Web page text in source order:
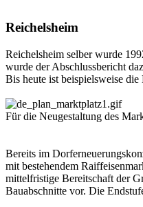
Reichelsheim
Reichelsheim selber wurde
wurde der Abschlussbericht
Bis heute ist beispielsweise
Für die Neugestaltung des
Bereits im
mit bestehendem
mittelfristige Bereitschaft der
Bauabschnitte vor. Die